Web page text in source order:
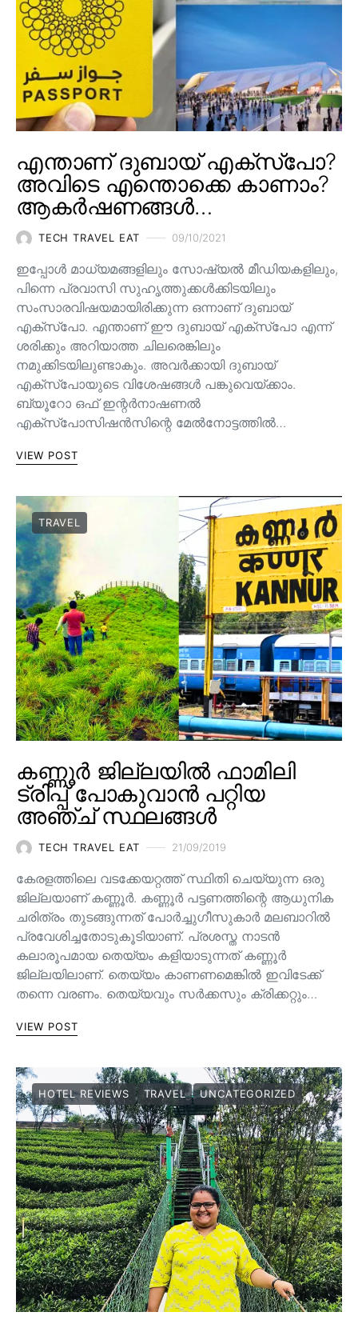
എന്താണ് ദുബായ് എക്സ്പോ?
അവിടെ എന്തൊക്കെ കാണാം?
ആകർഷണങ്ങൾ…
TECH TRAVEL EAT 09/10/2021
ഇപ്പോൾ മാധ്യമങ്ങളിലും സോഷ്യൽ മീഡിയകളിലും,
പിന്നെ പ്രവാസി സുഹൃത്തുക്കൾക്കിടയിലും
സംസാരവിഷയമായിരിക്കുന്ന ഒന്നാണ് ദുബായ്
എക്സ്പോ. എന്താണ് ഈ ദുബായ് എക്സ്പോ എന്ന്
ശരിക്കും അറിയാത്ത ചിലരെങ്കിലും
നമുക്കിടയിലുണ്ടാകും. അവർക്കായി ദുബായ്
എക്സ്പോയുടെ വിശേഷങ്ങൾ പങ്കുവെയ്ക്കാം.
ബ്യൂറോ ഒഫ് ഇന്റർനാഷണൽ
എക്സ്പോസിഷൻസിന്റെ മേൽനോട്ടത്തിൽ…
VIEW POST
TRAVEL
കണ്ണൂർ ജില്ലയിൽ ഫാമിലി
ട്രിപ്പ് പോകുവാൻ പറ്റിയ
അഞ്ച് സ്ഥലങ്ങൾ
TECH TRAVEL EAT 21/09/2019
കേരളത്തിലെ വടക്കേയറ്റത്ത് സ്ഥിതി ചെയ്യുന്ന ഒരു
ജില്ലയാണ് കണ്ണൂർ. കണ്ണൂർ പട്ടണത്തിന്റെ ആധുനിക
ചരിത്രം തുടങ്ങുന്നത് പോർച്ചുഗീസുകാർ മലബാറിൽ
പ്രവേശിച്ചതോടുകൂടിയാണ്. പ്രശസ്ത നാടൻ
കലാരൂപമായ തെയ്യം കളിയാടുന്നത് കണ്ണൂർ
ജില്ലയിലാണ്. തെയ്യം കാണണമെങ്കിൽ ഇവിടേക്ക്
തന്നെ വരണം. തെയ്യവും സര്‍ക്കസും ക്രിക്കറ്റും…
VIEW POST
HOTEL REVIEWS TRAVEL UNCATEGORIZED